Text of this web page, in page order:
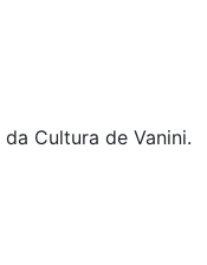
Cultura de Vanini.